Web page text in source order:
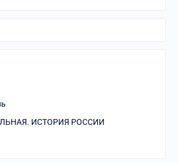
ИСТОРИЯ РОССИИ